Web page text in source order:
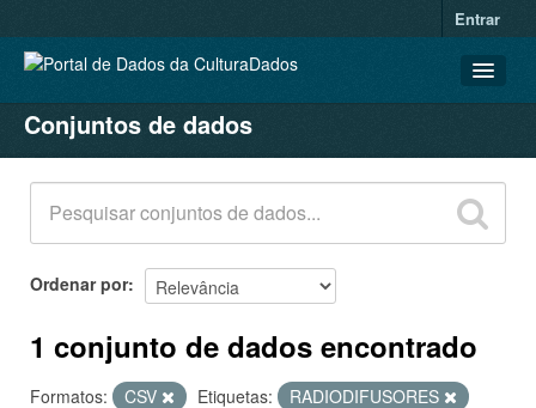
Entrar
CONJUNTOS DE DADOS
ORGANIZAÇÕES
GRUPOS
SOBRE
Conjuntos de dados
Ordenar por
1 conjunto de dados encontrado
Formatos: CSV Etiquetas:
RADIODIFUSORES